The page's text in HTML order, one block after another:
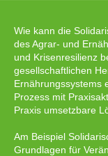
Wie kann die
des Agrar- und
und Krisenresilienz
gesellschaftlichen
Ernährungssystems
Prozess mit
Praxis umsetzbare
Am Beispiel
Grundlagen für